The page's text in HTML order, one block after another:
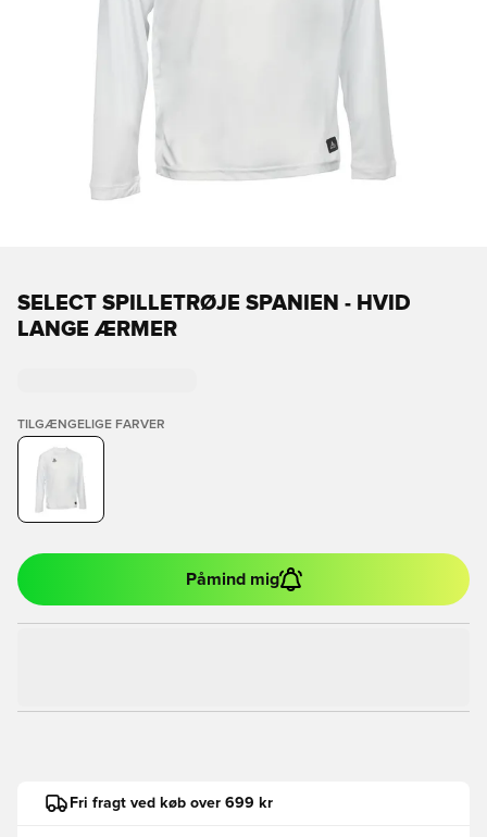
SELECT SPILLETRØJE SPANIEN - HVID
LANGE ÆRMER
TILGÆNGELIGE FARVER
Påmind mig
Fri fragt ved køb over 699 kr